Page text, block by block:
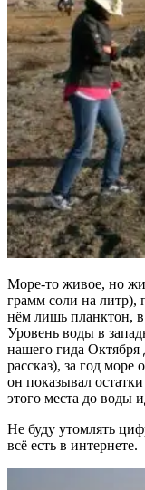
Море-то живое, но
грамм соли на литр),
нём лишь планктон,
Уровень воды в
нашего гида Октября
рассказ), за год
он показывал
этого места до воды
Не буду утомлять
всё есть в интернете.